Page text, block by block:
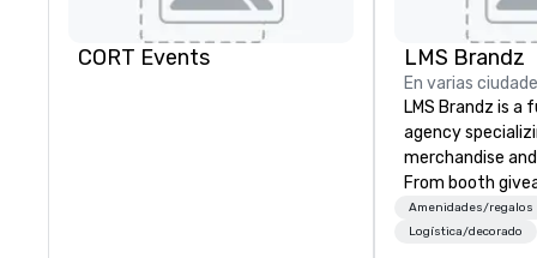
CORT Events LMS Brandz
En varias
LMS Brandz is a
agency
merchandise
From booth
branded apparel
gifting, displays,
Amenidades/regalos
Logística/decorado